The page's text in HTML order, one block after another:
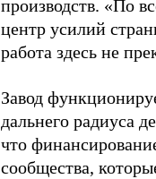
производств. «По
центр усилий
работа здесь не
Завод
дальнего радиуса
что
сообщества,